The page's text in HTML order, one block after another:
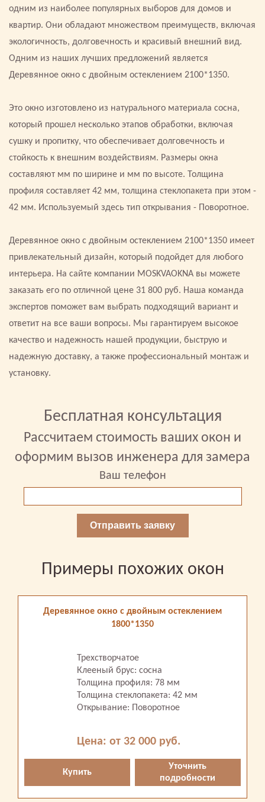
одним из наиболее популярных выборов для домов и
квартир. Они обладают множеством преимуществ, включая
экологичность, долговечность и красивый внешний вид.
Одним из наших лучших предложений является
Деревянное окно с двойным остеклением 2100*1350.
Это окно изготовлено из натурального материала сосна,
который прошел несколько этапов обработки, включая
сушку и пропитку, что обеспечивает долговечность и
стойкость к внешним воздействиям. Размеры окна
составляют мм по ширине и мм по высоте. Толщина
профиля составляет 42 мм, толщина стеклопакета при этом -
42 мм. Используемый здесь тип открывания - Поворотное.
Деревянное окно с двойным остеклением 2100*1350 имеет
привлекательный дизайн, который подойдет для любого
интерьера. На сайте компании MOSKVAOKNA вы можете
заказать его по отличной цене 31 800 руб. Наша команда
экспертов поможет вам выбрать подходящий вариант и
ответит на все ваши вопросы. Мы гарантируем высокое
качество и надежность нашей продукции, быструю и
надежную доставку, а также профессиональный монтаж и
установку.
Бесплатная консультация
Рассчитаем стоимость ваших окон и
оформим вызов инженера для замера
Ваш телефон
Отправить заявку
Примеры похожих окон
Деревянное окно с двойным остеклением
1800*1350
Трехстворчатое
Клееный брус: сосна
Толщина профиля: 78 мм
Толщина стеклопакета: 42 мм
Открывание: Поворотное
Цена: от 32 000 руб.
Купить
Уточнить
подробности